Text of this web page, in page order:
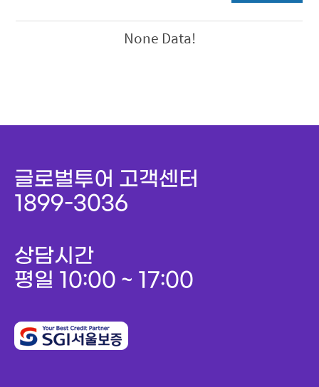
None Data!
글로벌투어 고객센터
1899-3036
상담시간
평일 10:00 ~ 17:00